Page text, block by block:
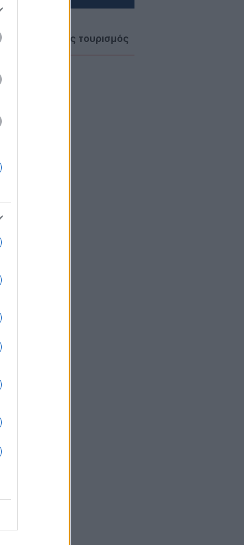
Θρησκευτικός τουρισμός
- 09:21
«Τώρα είναι η καλύτερη
- 08:37
επανδρωμένα
εθεάθησαν πάνω από
- 08:23
λεωφόρο Αθηνών-
της ΔΙΑΣ
με το εμπλουτισμένο
προγράμματος βλέπουν οι
όχι καταστροφή
- 23:13